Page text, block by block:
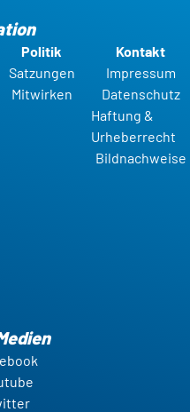
Politik
Satzungen
Mitwirken
Kontakt
Impressum
Datenschutz
Haftung &
Urheberrecht
Bildnachweise